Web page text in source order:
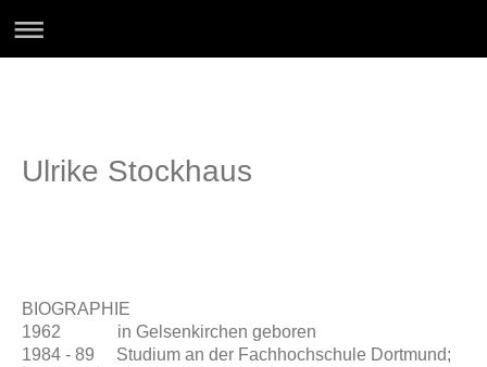
Ulrike Stockhaus
BIOGRAPHIE
1962 in Gelsenkirchen geboren
1984 - 89 Studium an der Fachhochschule Dortmund;